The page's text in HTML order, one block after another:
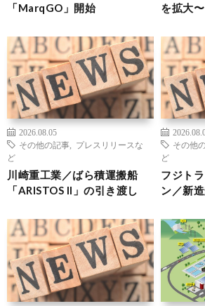
「MarqGO」開始
を拡大〜
2026.08.05
その他の記事
プレスリリースな
ど
川崎重工業／ばら積運搬船
「ARISTOS II」の引き渡し
その他
ど
フジト
ン／新